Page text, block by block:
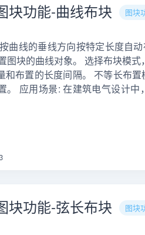
块功能-曲线布块 图块
曲线的垂线方向按特定长度自
图块的曲线对象。 选择布块模
和布置的长度间隔。 不等长布
。 应用场景: 在建筑电气设计
块功能-弦长布块 图块